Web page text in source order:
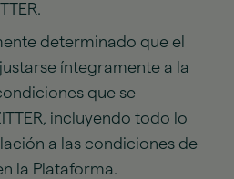
determinado que el
íntegramente a la
que se
incluyendo todo lo
a las condiciones de
la Plataforma.